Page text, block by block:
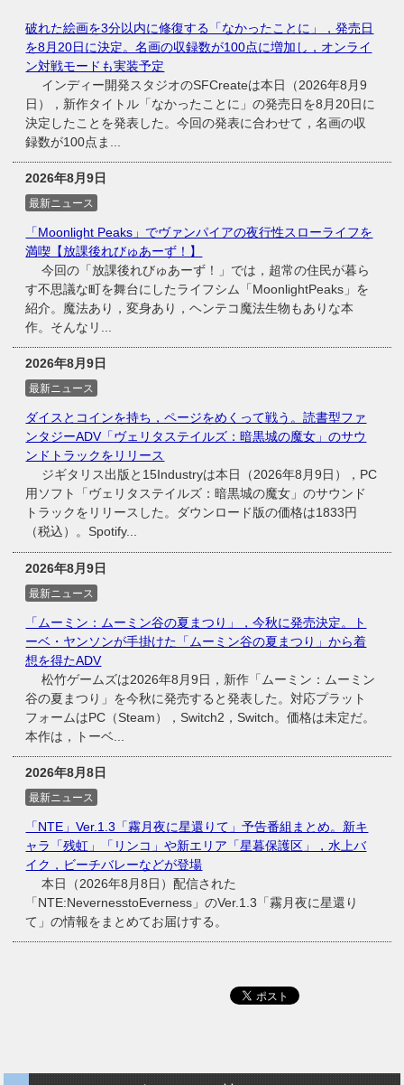
破れた絵画を3分以内に修復する「なかったことに」，発売日
を8月20日に決定。名画の収録数が100点に増加し，オンライ
ン対戦モードも実装予定
インディー開発スタジオのSFCreateは本日（2026年8月9
日），新作タイトル「なかったことに」の発売日を8月20日に
決定したことを発表した。今回の発表に合わせて，名画の収
録数が100点ま...
2026年8月9日
最新ニュース
「Moonlight Peaks」でヴァンパイアの夜行性スローライフを
満喫【放課後れびゅあーず！】
今回の「放課後れびゅあーず！」では，超常の住民が暮ら
す不思議な町を舞台にしたライフシム「MoonlightPeaks」を
紹介。魔法あり，変身あり，ヘンテコ魔法生物もありな本
作。そんなリ...
2026年8月9日
最新ニュース
ダイスとコインを持ち，ページをめくって戦う。読書型ファ
ンタジーADV「ヴェリタステイルズ：暗黒城の魔女」のサウ
ンドトラックをリリース
ジギタリス出版と15Industryは本日（2026年8月9日），PC
用ソフト「ヴェリタステイルズ：暗黒城の魔女」のサウンド
トラックをリリースした。ダウンロード版の価格は1833円
（税込）。Spotify...
2026年8月9日
最新ニュース
「ムーミン：ムーミン谷の夏まつり」，今秋に発売決定。ト
ーベ・ヤンソンが手掛けた「ムーミン谷の夏まつり」から着
想を得たADV
松竹ゲームズは2026年8月9日，新作「ムーミン：ムーミン
谷の夏まつり」を今秋に発売すると発表した。対応プラット
フォームはPC（Steam），Switch2，Switch。価格は未定だ。
本作は，トーベ...
2026年8月8日
最新ニュース
「NTE」Ver.1.3「霧月夜に星還りて」予告番組まとめ。新キ
ャラ「残虹」「リンコ」や新エリア「星暮保護区」，水上バ
イク，ビーチバレーなどが登場
本日（2026年8月8日）配信された
「NTE:NevernesstoEverness」のVer.1.3「霧月夜に星還り
て」の情報をまとめてお届けする。